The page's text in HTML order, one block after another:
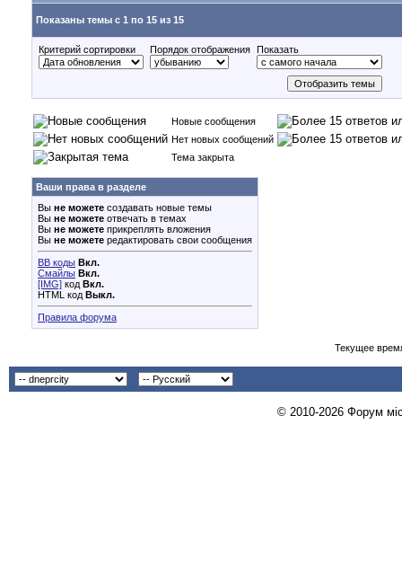
Показаны темы с 1 по 15 из 15
Критерий сортировки Порядок отображения Показать
Новые сообщения
Нет новых сообщений
Тема закрыта
Ваши права в разделе
Вы не можете создавать новые темы
Вы не можете отвечать в темах
Вы не можете прикреплять вложения
Вы не можете редактировать свои сообщения
BB коды Вкл.
Смайлы Вкл.
[IMG] код Вкл.
HTML код Выкл.
Правила форума
Текущее
© 2010-2026 Форум